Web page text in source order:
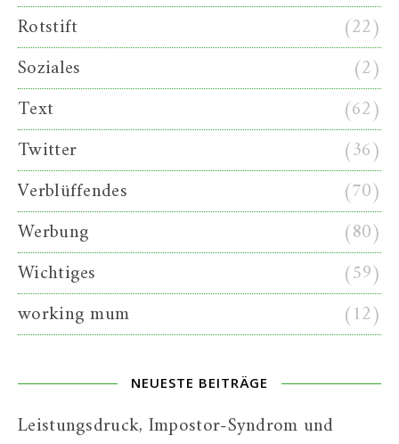
Rotstift
(22)
Soziales
(2)
Text
(62)
Twitter
(36)
Verblüffendes
(70)
Werbung
(80)
Wichtiges
(59)
working mum
(12)
NEUESTE BEITRÄGE
Leistungsdruck, Impostor-Syndrom und